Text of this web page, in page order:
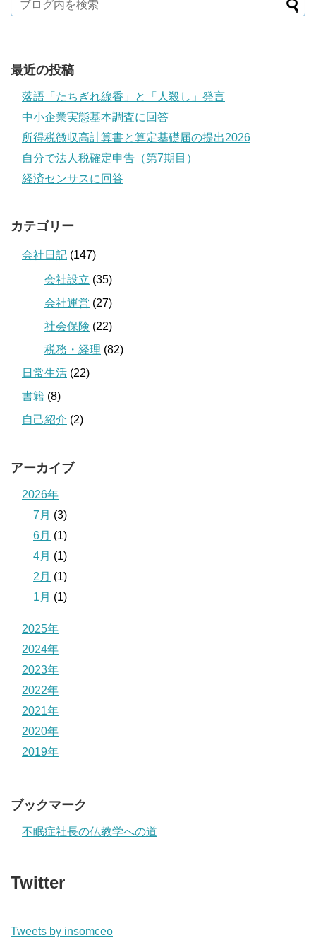
最近の投稿
落語「たちぎれ線香」と「人殺し」発言
中小企業実態基本調査に回答
所得税徴収高計算書と算定基礎届の提出2026
自分で法人税確定申告（第7期目）
経済センサスに回答
カテゴリー
会社日記 (147)
会社設立 (35)
会社運営 (27)
社会保険 (22)
税務・経理 (82)
日常生活 (22)
書籍 (8)
自己紹介 (2)
アーカイブ
2026年
7月 (3)
6月 (1)
4月 (1)
2月 (1)
1月 (1)
2025年
2024年
2023年
2022年
2021年
2020年
2019年
ブックマーク
不眠症社長の仏教学への道
Twitter
Tweets by insomceo